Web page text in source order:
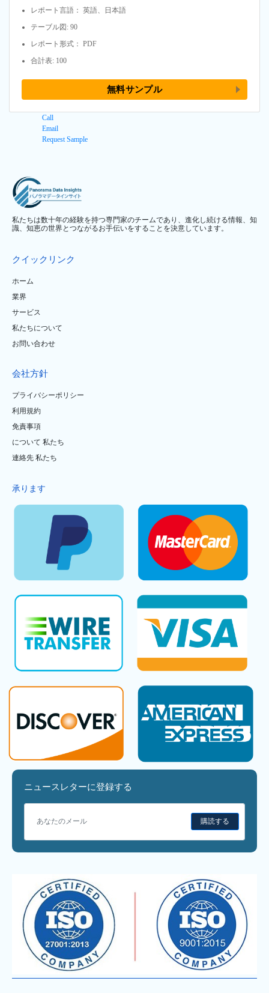
レポート言語： 英語、日本語
テーブル図: 90
レポート形式： PDF
合計表: 100
無料サンプル
Call
Email
Request Sample
私たちは数十年の経験を持つ専門家のチームであり、進化し続ける情報、知
識、知恵の世界とつながるお手伝いをすることを決意しています。
クイックリンク
ホーム
業界
サービス
私たちについて
お問い合わせ
会社方針
プライバシーポリシー
利用規約
免責事項
について 私たち
連絡先 私たち
承ります
ニュースレターに登録する
購読する